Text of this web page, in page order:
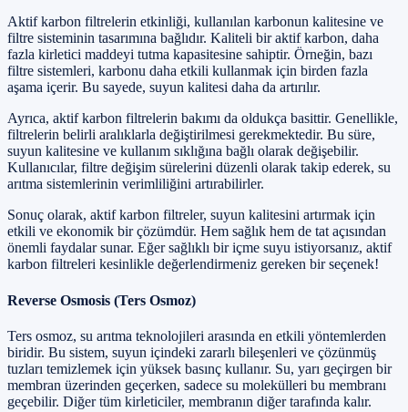
Aktif karbon filtrelerin etkinliği, kullanılan karbonun kalitesine ve
filtre sisteminin tasarımına bağlıdır. Kaliteli bir aktif karbon, daha
fazla kirletici maddeyi tutma kapasitesine sahiptir. Örneğin, bazı
filtre sistemleri, karbonu daha etkili kullanmak için birden fazla
aşama içerir. Bu sayede, suyun kalitesi daha da artırılır.
Ayrıca, aktif karbon filtrelerin bakımı da oldukça basittir. Genellikle,
filtrelerin belirli aralıklarla değiştirilmesi gerekmektedir. Bu süre,
suyun kalitesine ve kullanım sıklığına bağlı olarak değişebilir.
Kullanıcılar, filtre değişim sürelerini düzenli olarak takip ederek, su
arıtma sistemlerinin verimliliğini artırabilirler.
Sonuç olarak, aktif karbon filtreler, suyun kalitesini artırmak için
etkili ve ekonomik bir çözümdür. Hem sağlık hem de tat açısından
önemli faydalar sunar. Eğer sağlıklı bir içme suyu istiyorsanız, aktif
karbon filtreleri kesinlikle değerlendirmeniz gereken bir seçenek!
Reverse Osmosis (Ters Osmoz)
Ters osmoz, su arıtma teknolojileri arasında en etkili yöntemlerden
biridir. Bu sistem, suyun içindeki zararlı bileşenleri ve çözünmüş
tuzları temizlemek için yüksek basınç kullanır. Su, yarı geçirgen bir
membran üzerinden geçerken, sadece su molekülleri bu membranı
geçebilir. Diğer tüm kirleticiler, membranın diğer tarafında kalır.